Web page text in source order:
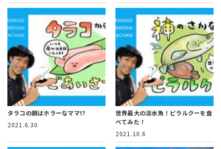
タラコの親はホラーなママ!?
2021.6.30
世界最大の淡水魚！ピラルクーを食
べてみた！
2021.10.6